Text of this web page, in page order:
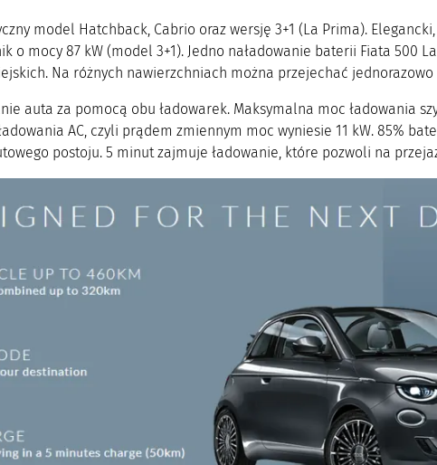
model Hatchback, Cabrio oraz wersję 3+1 (La Prima).
o mocy 87 kW (model 3+1). Jedno naładowanie baterii Fiata 500
Na różnych nawierzchniach można przejechać jednorazowo
auta za pomocą obu ładowarek. Maksymalna moc ładowania
AC, czyli prądem zmiennym moc wyniesie 11 kW. 85%
postoju. 5 minut zajmuje ładowanie, które pozwoli na